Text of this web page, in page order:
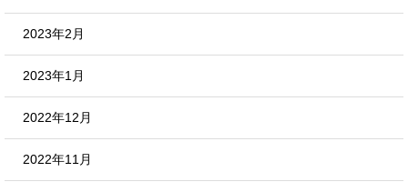
2023年2月
2023年1月
2022年12月
2022年11月